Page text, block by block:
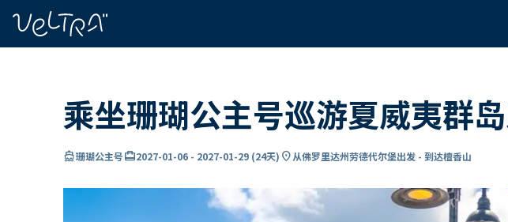
乘坐珊瑚公主号巡游夏威夷群
directions_boat珊瑚公主号card_travel2027-01-06 - 2027-01-29 (24天) location_on从佛罗里达州劳德代尔堡出发 - 到达檀香山